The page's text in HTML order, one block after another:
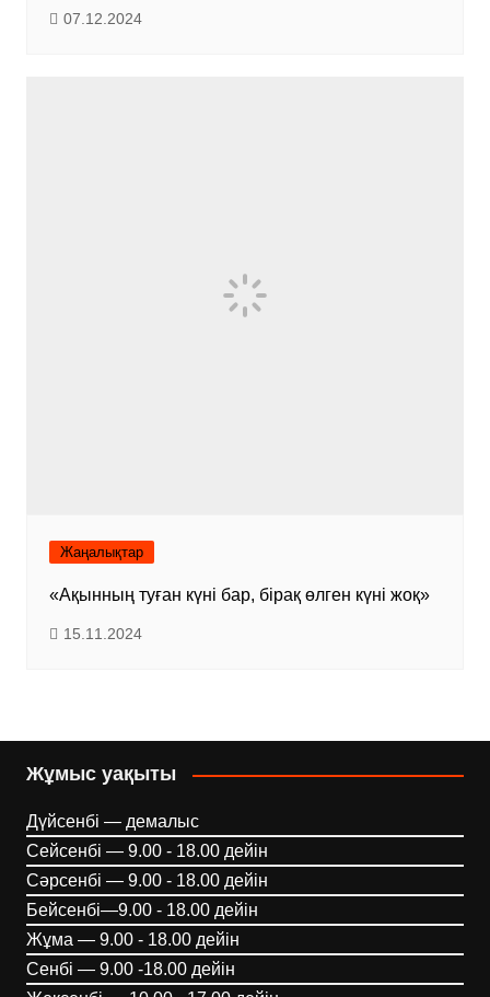
07.12.2024
Жаңалықтар
«Ақынның туған күні бар, бірақ өлген күні жоқ»
15.11.2024
Жұмыс уақыты
Дүйсенбі — демалыс
Сейсенбі — 9.00 - 18.00 дейін
Сәрсенбі — 9.00 - 18.00 дейін
Бейсенбі—9.00 - 18.00 дейін
Жұма — 9.00 - 18.00 дейін
Сенбі — 9.00 -18.00 дейін